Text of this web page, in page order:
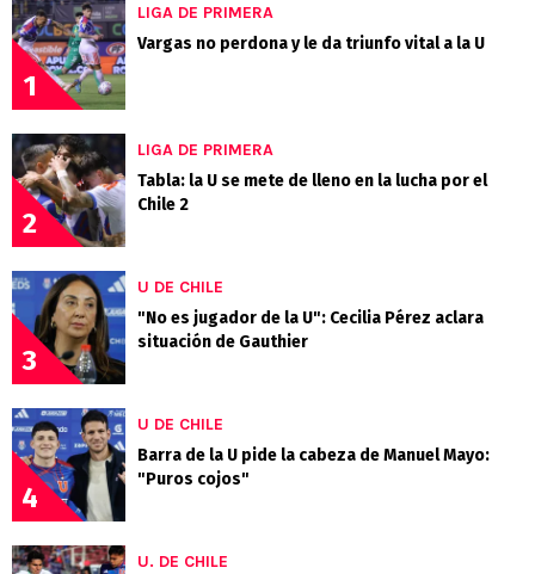
1
LIGA DE PRIMERA
Vargas no perdona y le da triunfo vital a la U
2
LIGA DE PRIMERA
Tabla: la U se mete de lleno en la lucha por el
Chile 2
3
U DE CHILE
"No es jugador de la U": Cecilia Pérez aclara
situación de Gauthier
4
U DE CHILE
Barra de la U pide la cabeza de Manuel Mayo:
"Puros cojos"
U. DE CHILE